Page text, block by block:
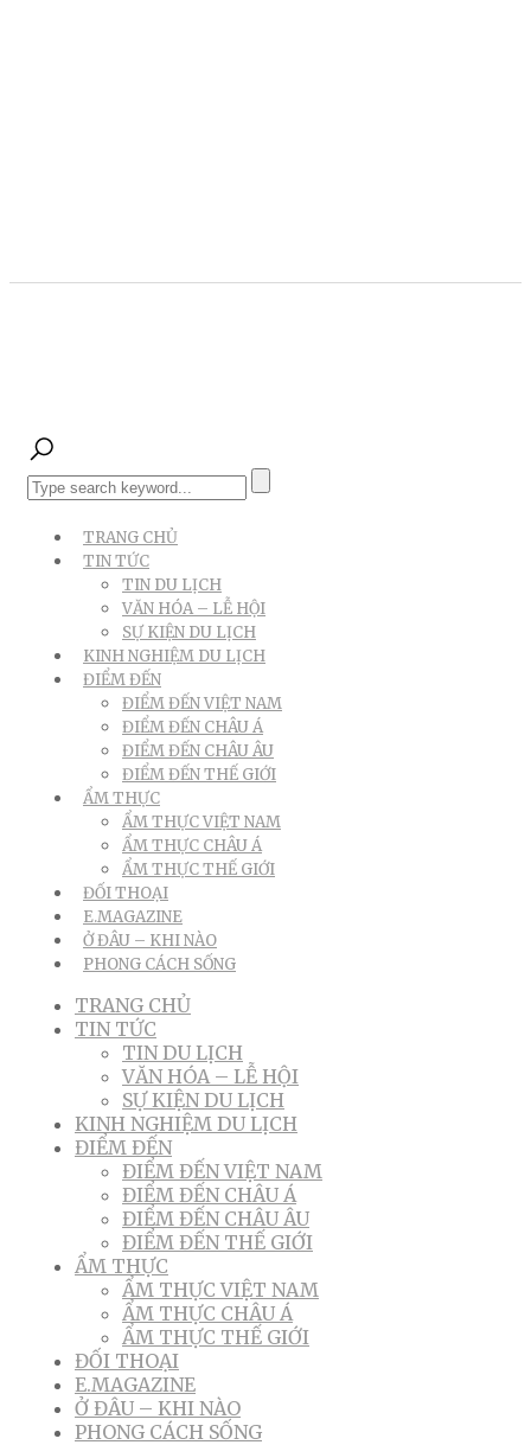
TRANG CHỦ
TIN TỨC
TIN DU LỊCH
VĂN HÓA – LỄ HỘI
SỰ KIỆN DU LỊCH
KINH NGHIỆM DU LỊCH
ĐIỂM ĐẾN
ĐIỂM ĐẾN VIỆT NAM
ĐIỂM ĐẾN CHÂU Á
ĐIỂM ĐẾN CHÂU ÂU
ĐIỂM ĐẾN THẾ GIỚI
ẨM THỰC
ẨM THỰC VIỆT NAM
ẨM THỰC CHÂU Á
ẨM THỰC THẾ GIỚI
ĐỐI THOẠI
E.MAGAZINE
Ở ĐÂU – KHI NÀO
PHONG CÁCH SỐNG
TRANG CHỦ
TIN TỨC
TIN DU LỊCH
VĂN HÓA – LỄ HỘI
SỰ KIỆN DU LỊCH
KINH NGHIỆM DU LỊCH
ĐIỂM ĐẾN
ĐIỂM ĐẾN VIỆT NAM
ĐIỂM ĐẾN CHÂU Á
ĐIỂM ĐẾN CHÂU ÂU
ĐIỂM ĐẾN THẾ GIỚI
ẨM THỰC
ẨM THỰC VIỆT NAM
ẨM THỰC CHÂU Á
ẨM THỰC THẾ GIỚI
ĐỐI THOẠI
E.MAGAZINE
Ở ĐÂU – KHI NÀO
PHONG CÁCH SỐNG